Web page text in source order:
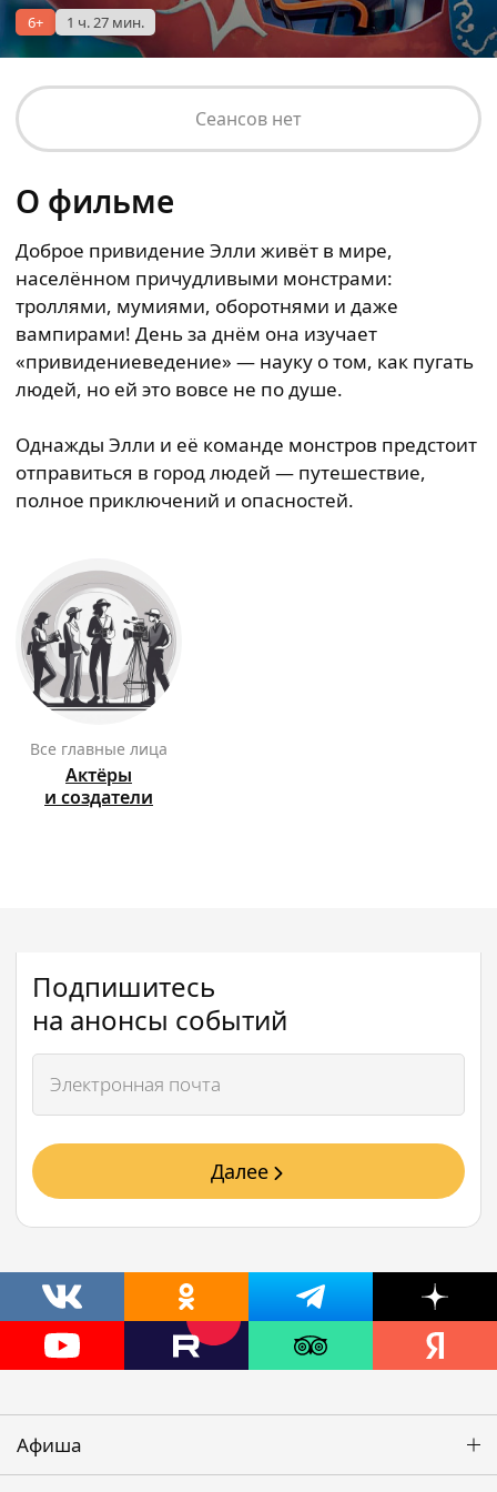
6+ 1 ч. 27 мин.
Сеансов нет
О фильме
Доброе привидение Элли живёт в мире,
населённом причудливыми монстрами:
троллями, мумиями, оборотнями и даже
вампирами! День за днём она изучает
«привидениеведение» — науку о том, как пугать
людей, но ей это вовсе не по душе.
Однажды Элли и её команде монстров предстоит
отправиться в город людей — путешествие,
полное приключений и опасностей.
Все главные лица
Актёры
и создатели
Подпишитесь
на анонсы событий
Далее
Афиша